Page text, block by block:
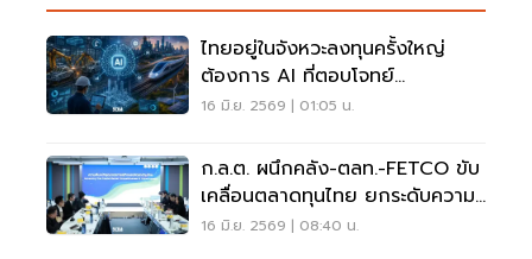
ไทยอยู่ในจังหวะลงทุนครั้งใหญ่
ต้องการ AI ที่ตอบโจทย์
อุตสาหกรรม
16 มิ.ย. 2569 | 01:05 น.
ก.ล.ต. ผนึกคลัง-ตลท.-FETCO ขับ
เคลื่อนตลาดทุนไทย ยกระดับความ
เชื่อมั่น-ดึงเงินลงทุน
16 มิ.ย. 2569 | 08:40 น.